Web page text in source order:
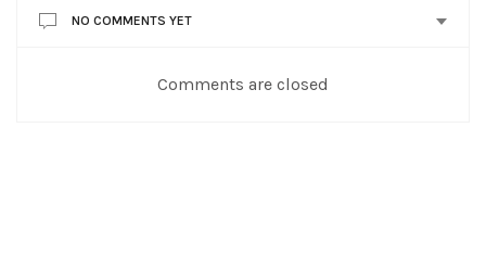
NO COMMENTS YET
Comments are closed